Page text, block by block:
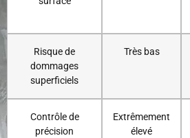
Risque de
dommages
superficiels
Très bas
Contrôle de
précision
Extrêmement
élevé